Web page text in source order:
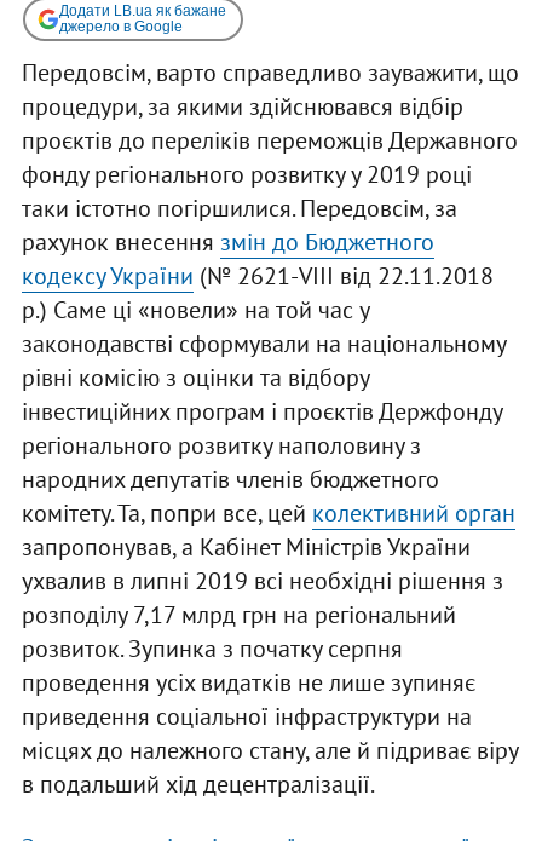
Додати LB.ua як бажане
джерело в Google
Передовсім, варто справедливо зауважити, що
процедури, за якими здійснювався відбір
проєктів до переліків переможців Державного
фонду регіонального розвитку у 2019 році
таки істотно погіршилися. Передовсім, за
рахунок внесення змін до Бюджетного
кодексу України (№ 2621-VIII від 22.11.2018
р.) Саме ці «новели» на той час у
законодавстві сформували на національному
рівні комісію з оцінки та відбору
інвестиційних програм і проєктів Держфонду
регіонального розвитку наполовину з
народних депутатів членів бюджетного
комітету. Та, попри все, цей колективний орган
запропонував, а Кабінет Міністрів України
ухвалив в липні 2019 всі необхідні рішення з
розподілу 7,17 млрд грн на регіональний
розвиток. Зупинка з початку серпня
проведення усіх видатків не лише зупиняє
приведення соціальної інфраструктури на
місцях до належного стану, але й підриває віру
в подальший хід децентралізації.